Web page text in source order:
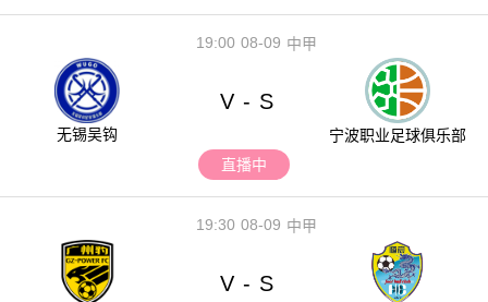
08-09
19:00 中甲
无锡吴钩
V - S
宁波职业足球俱乐部
直播中
08-09
19:30 中甲
V - S